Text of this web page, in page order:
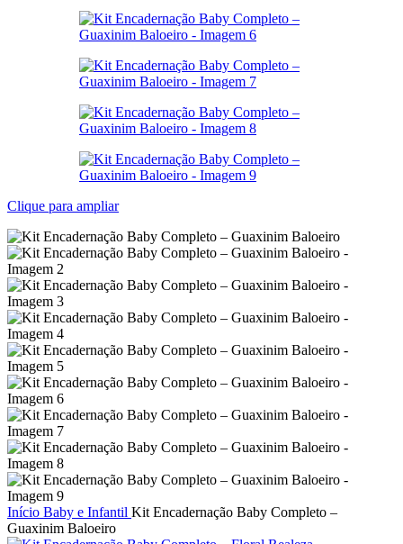
Clique para ampliar
Início Baby e Infantil Kit Encadernação Baby Completo –
Guaxinim Baloeiro